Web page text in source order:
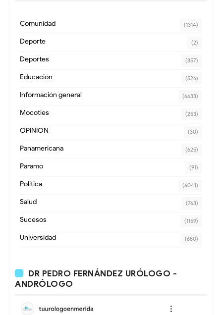
Comunidad (1314)
Deporte (2)
Deportes (857)
Educación (526)
Información general (6633)
Mocoties (253)
OPINION (30)
Panamericana (625)
Paramo (91)
Política (6041)
Salud (763)
Sucesos (1159)
Universidad (680)
DR PEDRO FERNÁNDEZ URÓLOGO -
ANDRÓLOGO